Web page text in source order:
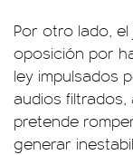
Por otro lado,
oposición por
ley impulsados
audios filtrados,
pretende
generar